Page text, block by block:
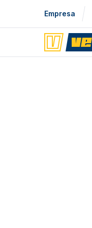
Empresa